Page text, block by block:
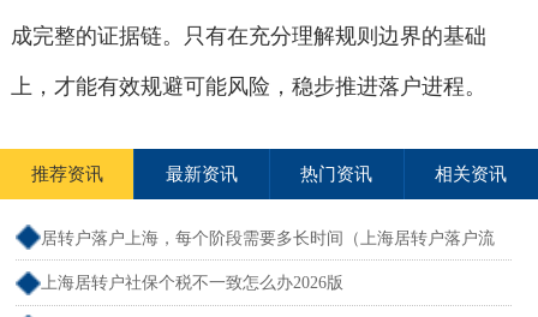
成完整的证据链。只有在充分理解规则边界的基础
上，才能有效规避可能风险，稳步推进落户进程。
推荐资讯 最新资讯 热门资讯 相关资讯
居转户落户上海，每个阶段需要多长时间（上海居转户落户流
程和周期）
上海居转户社保个税不一致怎么办2026版